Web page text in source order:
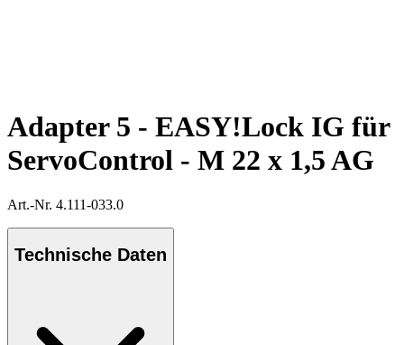
Adapter 5 - EASY!Lock IG für
ServoControl - M 22 x 1,5 AG
Art.-Nr. 4.111-033.0
Technische Daten